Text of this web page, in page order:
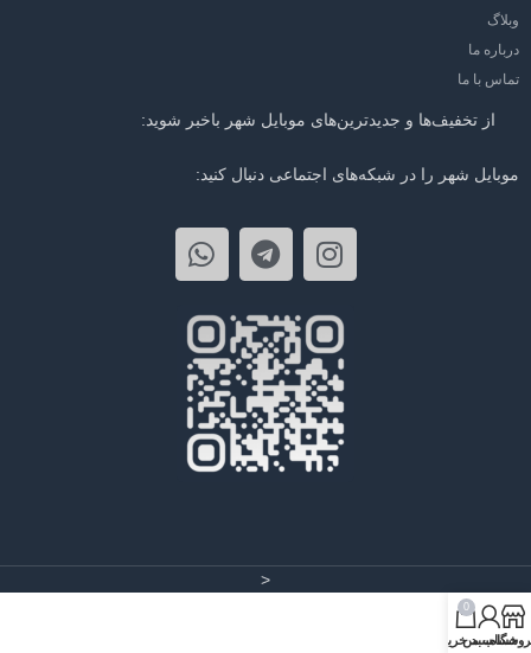
وبلاگ
درباره ما
تماس با ما
از تخفیف‌ها و جدیدترین‌های موبایل شهر باخبر شوید:
موبایل شهر را در شبکه‌های اجتماعی دنبال کنید:
<
حساب من
0
سبد خرید